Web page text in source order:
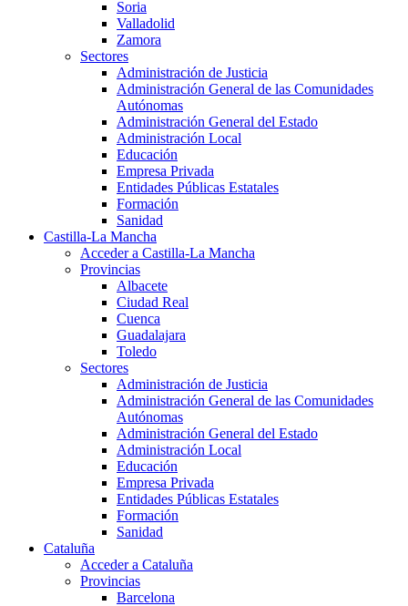
Soria
Valladolid
Zamora
Sectores
Administración de Justicia
Administración General de las Comunidades
Autónomas
Administración General del Estado
Administración Local
Educación
Empresa Privada
Entidades Públicas Estatales
Formación
Sanidad
Castilla-La Mancha
Acceder a Castilla-La Mancha
Provincias
Albacete
Ciudad Real
Cuenca
Guadalajara
Toledo
Sectores
Administración de Justicia
Administración General de las Comunidades
Autónomas
Administración General del Estado
Administración Local
Educación
Empresa Privada
Entidades Públicas Estatales
Formación
Sanidad
Cataluña
Acceder a Cataluña
Provincias
Barcelona